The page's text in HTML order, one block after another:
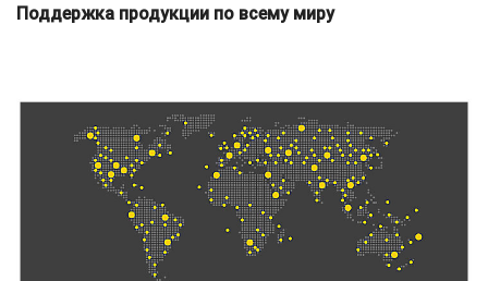
Поддержка продукции по всему миру